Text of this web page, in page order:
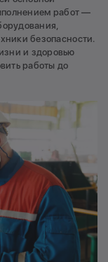
работ —
безопасности.
и здоровью
работы до